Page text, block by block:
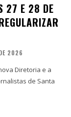
27 E 28 DE
2026
Diretoria e a
de Santa